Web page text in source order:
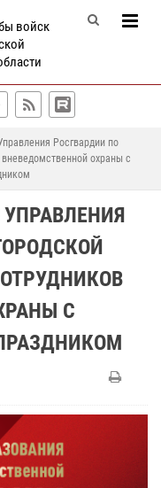
войск
Росгвардии по
охраны с
С